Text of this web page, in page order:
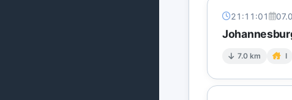
21:11:01
7.0 km I